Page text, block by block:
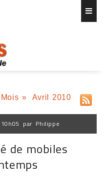
» Avril 2010
par Philippe
de mobiles